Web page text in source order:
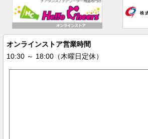
オンラインストア営業時間
10:30 ～ 18:00（木曜日定休）